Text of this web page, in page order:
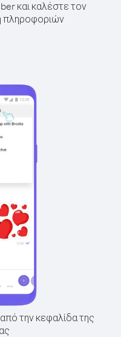
και καλέστε τον
πληροφοριών
την κεφαλίδα της